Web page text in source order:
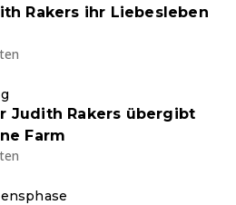
Rakers ihr Liebesleben
Judith Rakers übergibt
Farm